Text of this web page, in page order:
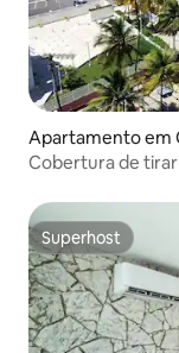
Apartamento em
Cobertura de
Superhost
Superhost